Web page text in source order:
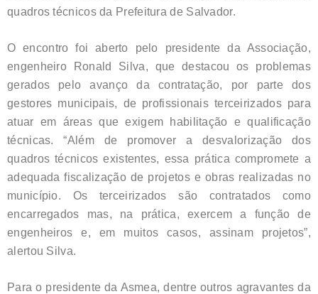
quadros técnicos da Prefeitura de Salvador.
O encontro foi aberto pelo presidente da Associação,
engenheiro Ronald Silva, que destacou os problemas
gerados pelo avanço da contratação, por parte dos
gestores municipais, de profissionais terceirizados para
atuar em áreas que exigem habilitação e qualificação
técnicas. “Além de promover a desvalorização dos
quadros técnicos existentes, essa prática compromete a
adequada fiscalização de projetos e obras realizadas no
município. Os terceirizados são contratados como
encarregados mas, na prática, exercem a função de
engenheiros e, em muitos casos, assinam projetos”,
alertou Silva.
Para o presidente da Asmea, dentre outros agravantes da